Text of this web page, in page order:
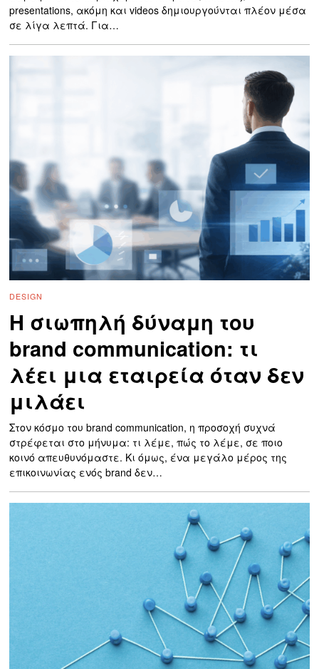
presentations, ακόμη και videos δημιουργούνται πλέον μέσα
σε λίγα λεπτά. Για…
DESIGN
Η σιωπηλή δύναμη του
brand communication: τι
λέει μια εταιρεία όταν δεν
μιλάει
Στον κόσμο του brand communication, η προσοχή συχνά
στρέφεται στο μήνυμα: τι λέμε, πώς το λέμε, σε ποιο
κοινό απευθυνόμαστε. Κι όμως, ένα μεγάλο μέρος της
επικοινωνίας ενός brand δεν…